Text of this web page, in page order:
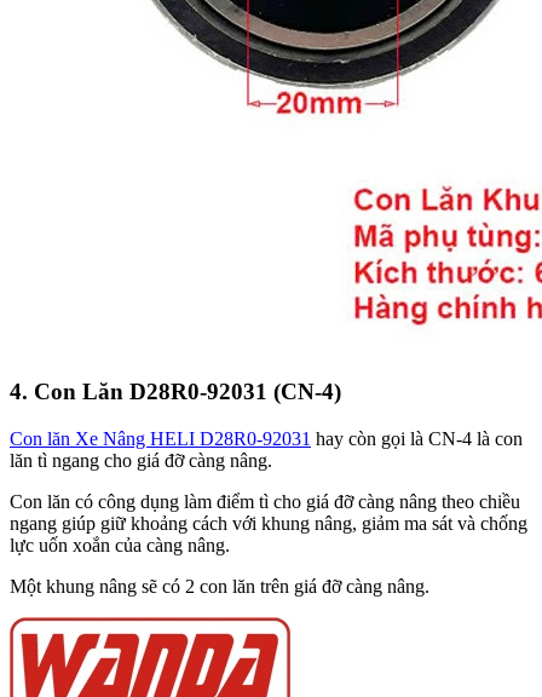
4. Con Lăn D28R0-92031 (CN-4)
Con lăn Xe Nâng HELI D28R0-92031 hay còn gọi là CN-4 là con
lăn tì ngang cho giá đỡ càng nâng.
Con lăn có công dụng làm điểm tì cho giá đỡ càng nâng theo chiều
ngang giúp giữ khoảng cách với khung nâng, giảm ma sát và chống
lực uốn xoắn của càng nâng.
Một khung nâng sẽ có 2 con lăn trên giá đỡ càng nâng.